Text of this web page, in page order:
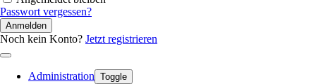
Passwort vergessen?
Anmelden
Noch kein Konto? Jetzt registrieren
Administration Toggle